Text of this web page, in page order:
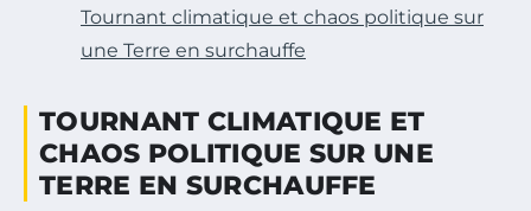
Tournant climatique et chaos politique sur
une Terre en surchauffe
TOURNANT CLIMATIQUE ET
CHAOS POLITIQUE SUR UNE
TERRE EN SURCHAUFFE